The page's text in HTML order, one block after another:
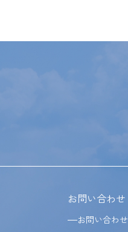
お問い合わせ
お問い合わせ